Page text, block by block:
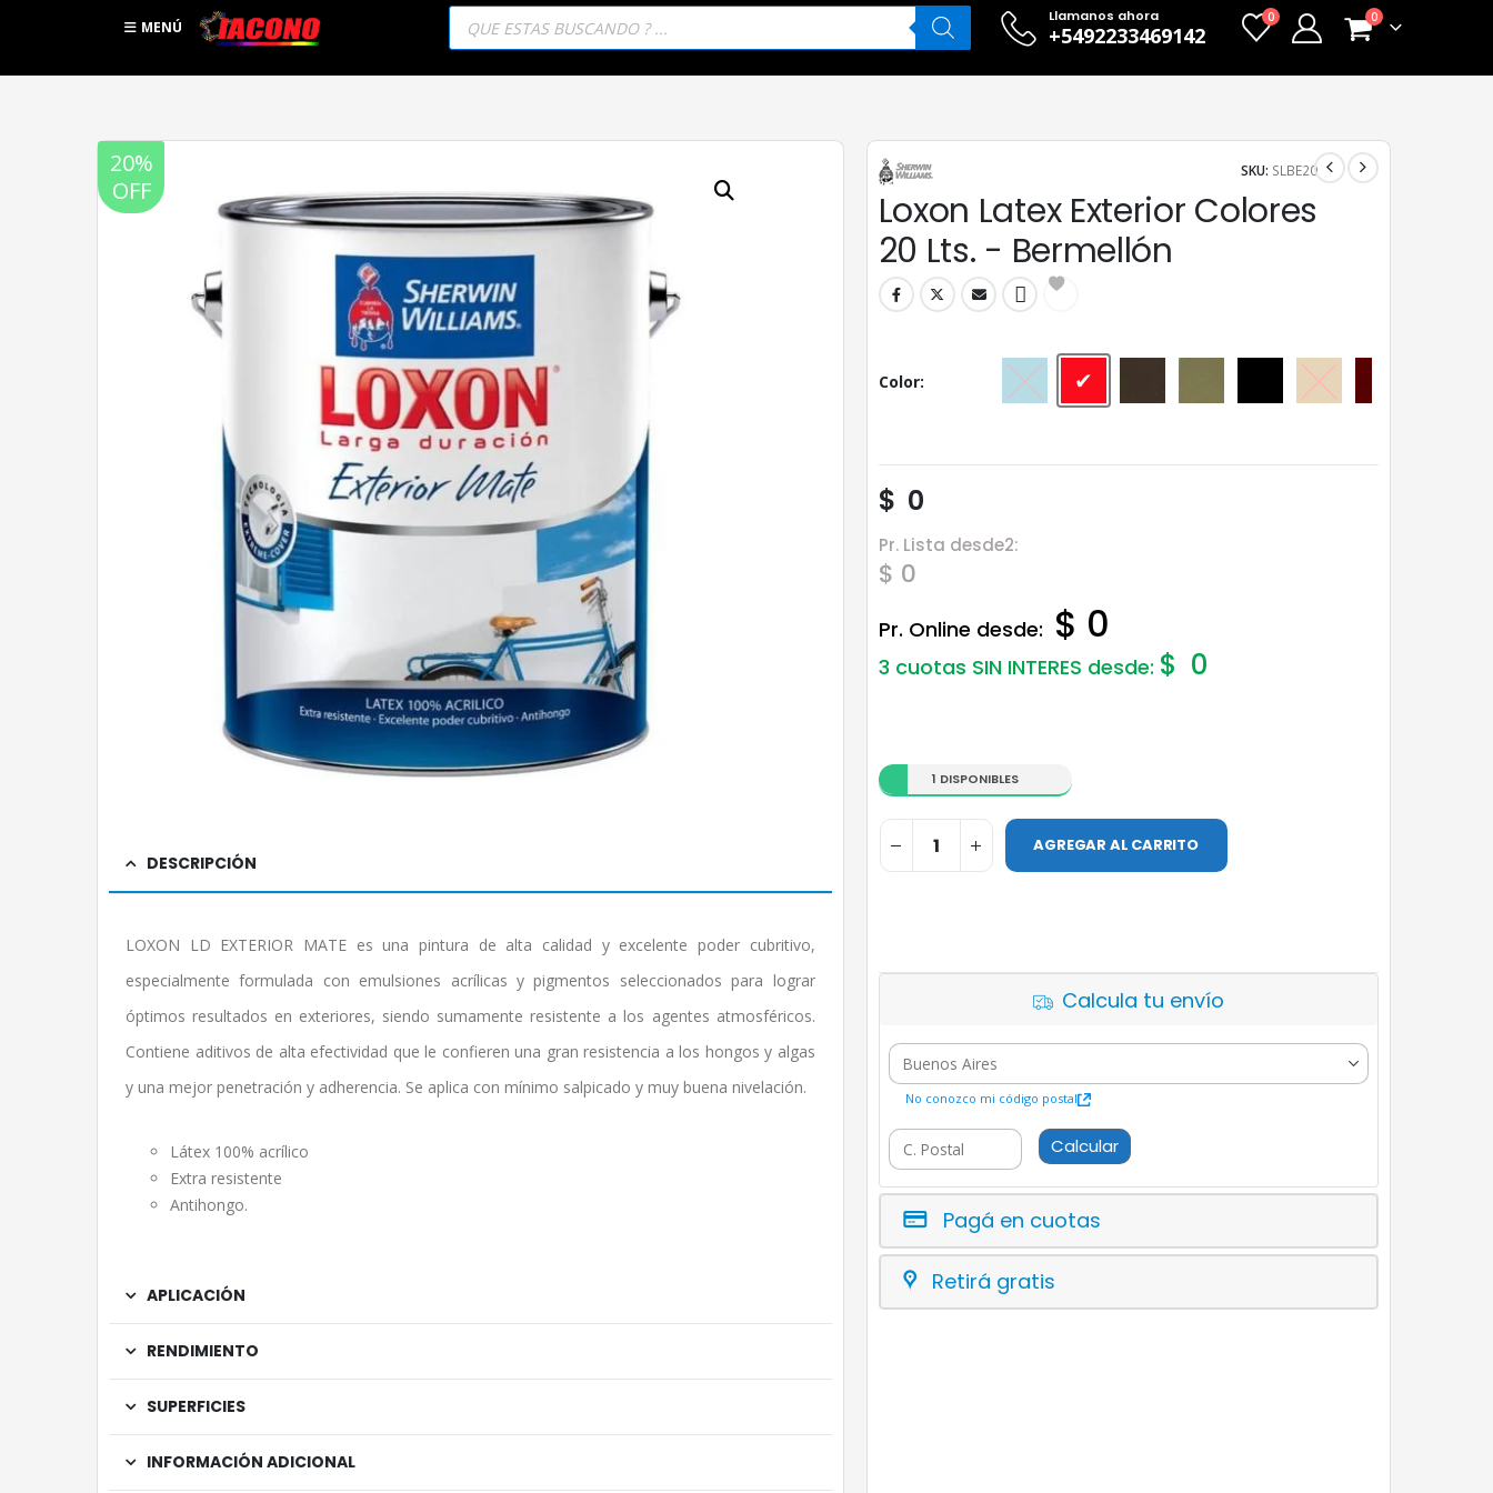
MENÚ
Búsqueda
productos
Llamanos ahora
+5492233469142
0 0
20%
OFF
DESCRIPCIÓN
LOXON LD EXTERIOR MATE es una pintura de alta calidad y excelente poder cubritivo,
especialmente formulada con emulsiones acrílicas y pigmentos seleccionados para lograr
óptimos resultados en exteriores, siendo sumamente resistente a los agentes atmosféricos.
Contiene aditivos de alta efectividad que le confieren una gran resistencia a los hongos y algas
y una mejor penetración y adherencia. Se aplica con mínimo salpicado y muy buena nivelación.
Látex 100% acrílico
Extra resistente
Antihongo.
APLICACIÓN
RENDIMIENTO
SUPERFICIES
INFORMACIÓN ADICIONAL
Loxon Latex Exterior Colores
20 Lts. - Bermellón
SKU: SLBE20
Color Azul TrafulBermellón Negro ébano
Ocre
$ 0
Pr. Lista desde2:
$ 0
Pr. Online desde: $ 0
3 cuotas SIN INTERES desde: $ 0
1 DISPONIBLES
AGREGAR AL CARRITO
Calcula tu envío
No conozco mi código postal
Calcular
Pagá en cuotas
Retirá gratis